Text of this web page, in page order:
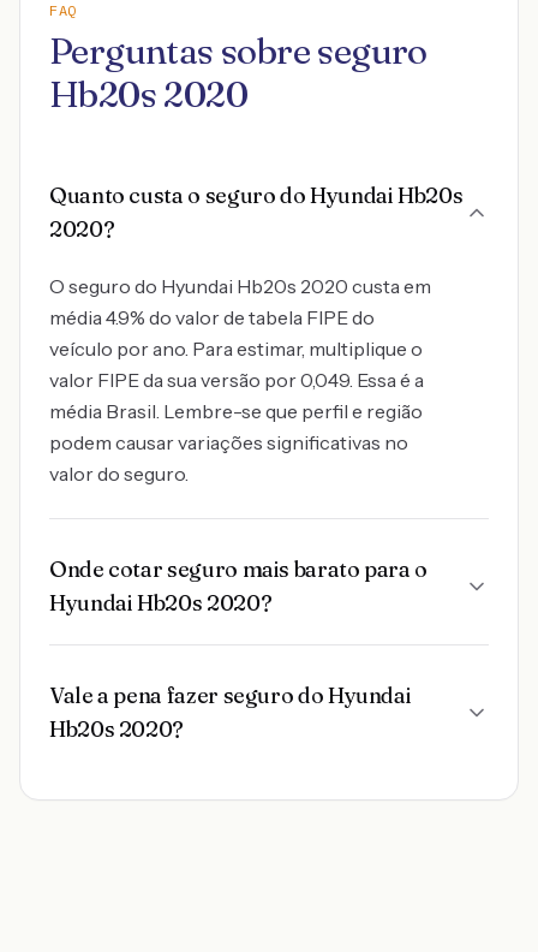
FAQ
Perguntas sobre seguro
Hb20s 2020
Quanto custa o seguro do Hyundai Hb20s
2020?
O seguro do Hyundai Hb20s 2020 custa em
média 4.9% do valor de tabela FIPE do
veículo por ano. Para estimar, multiplique o
valor FIPE da sua versão por 0,049. Essa é a
média Brasil. Lembre-se que perfil e região
podem causar variações significativas no
valor do seguro.
Onde cotar seguro mais barato para o
Hyundai Hb20s 2020?
Vale a pena fazer seguro do Hyundai
Hb20s 2020?